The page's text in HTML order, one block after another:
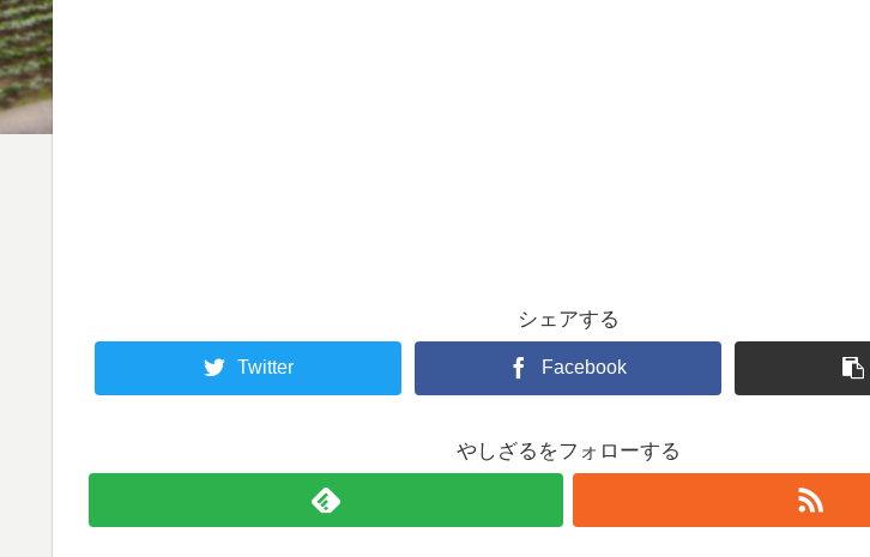
シェアする
Twitter Facebook
やしざるをフォローする